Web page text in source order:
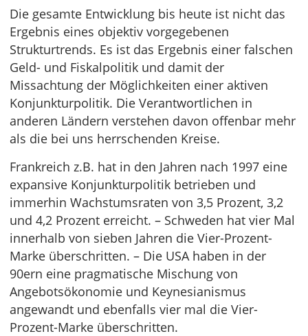
Die gesamte Entwicklung bis heute ist nicht das
Ergebnis eines objektiv vorgegebenen
Strukturtrends. Es ist das Ergebnis einer falschen
Geld- und Fiskalpolitik und damit der
Missachtung der Möglichkeiten einer aktiven
Konjunkturpolitik. Die Verantwortlichen in
anderen Ländern verstehen davon offenbar mehr
als die bei uns herrschenden Kreise.
Frankreich z.B. hat in den Jahren nach 1997 eine
expansive Konjunkturpolitik betrieben und
immerhin Wachstumsraten von 3,5 Prozent, 3,2
und 4,2 Prozent erreicht. – Schweden hat vier Mal
innerhalb von sieben Jahren die Vier-Prozent-
Marke überschritten. – Die USA haben in der
90ern eine pragmatische Mischung von
Angebotsökonomie und Keynesianismus
angewandt und ebenfalls vier mal die Vier-
Prozent-Marke überschritten.